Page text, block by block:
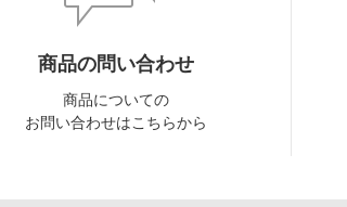
商品の問い合わせ
商品についての
お問い合わせはこちらから